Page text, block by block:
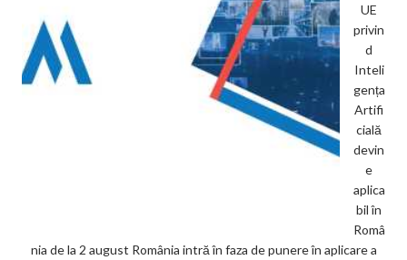
UE
privin
d
Inteli
gența
Artifi
cială
devin
e
aplica
bil în
Româ
nia de la 2 august România intră în faza de punere în aplicare a